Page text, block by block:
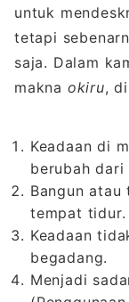
untuk
tetapi
saja. Dalam
makna okiru,
Keadaan di
berubah
Bangun
tempat tidur.
Keadaan
begadang.
Menjadi